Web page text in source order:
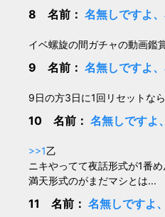
8 名前： 名無しですよ、
イベ螺旋の間ガチャの動画鑑
9 名前： 名無しですよ、
9日の方3日に1回リセットな
10 名前： 名無しですよ
>>1乙
ニキやってて夜話形式が1番
満天形式のがまだマシとは...
11 名前： 名無しですよ